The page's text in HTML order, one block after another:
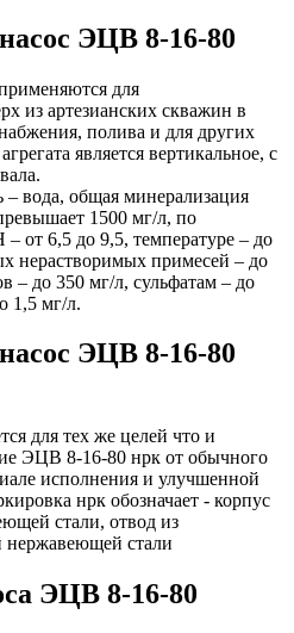
ЭЦВ 8-16-80
для
из артезианских скважин в
полива и для других
является вертикальное, с
– вода, общая минерализация
1500 мг/л, по
от 6,5 до 9,5, температуре – до
нерастворимых примесей – до
– до 350 мг/л, сульфатам – до
1,5 мг/л.
ЭЦВ 8-16-80
для тех же целей что и
ЭЦВ 8-16-80 нрк от обычного
исполнения и улучшенной
нрк обозначает - корпус
стали, отвод из
нержавеющей стали
ЭЦВ 8-16-80